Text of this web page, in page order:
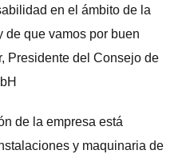
en el ámbito de la
que vamos por buen
Presidente del Consejo de
de la empresa está
y maquinaria de